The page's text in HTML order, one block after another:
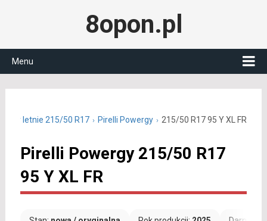
8opon.pl
Menu
letnie 215/50 R17 Pirelli Powergy 215/50 R17 95 Y XL FR
Pirelli Powergy 215/50 R17
95 Y XL FR